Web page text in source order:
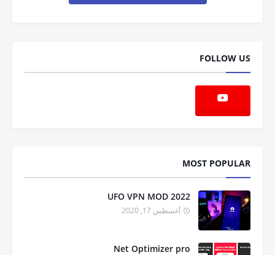
FOLLOW US
MOST POPULAR
UFO VPN MOD 2022
أغسطس 17, 2020
Net Optimizer pro